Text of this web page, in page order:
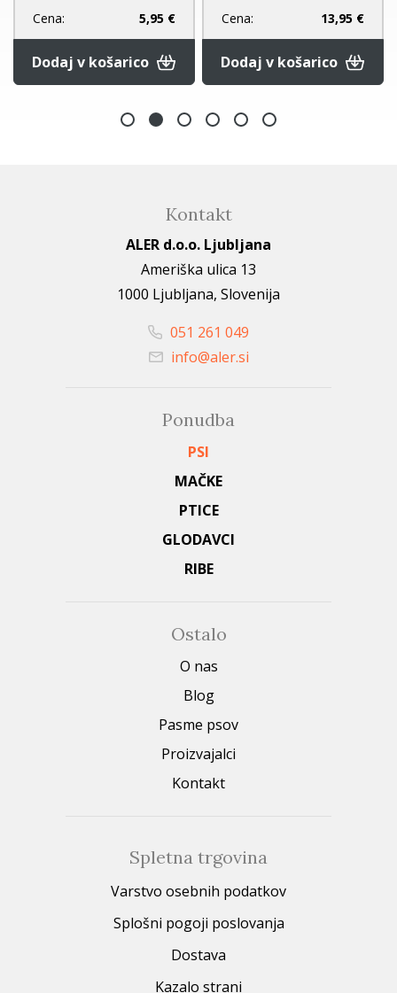
Cena: 5,95 €
Dodaj v košarico
Cena: 13,95 €
Dodaj v košarico
Kontakt
ALER d.o.o. Ljubljana
Ameriška ulica 13
1000 Ljubljana, Slovenija
051 261 049
info@aler.si
Ponudba
PSI
MAČKE
PTICE
GLODAVCI
RIBE
Ostalo
O nas
Blog
Pasme psov
Proizvajalci
Kontakt
Spletna trgovina
Varstvo osebnih podatkov
Splošni pogoji poslovanja
Dostava
Kazalo strani